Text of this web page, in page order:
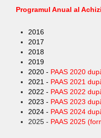
Programul Anual al
2016
2017
2018
2019​
2020 - PAAS 2020
2021 - PAAS 2021
2022 - PAAS 2022
2023 - PAAS 2023
2024 - PAAS 2024
2025 - PAAS 2025